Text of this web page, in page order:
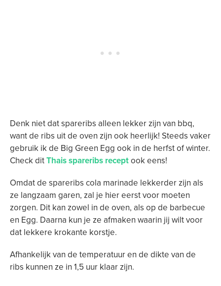
Denk niet dat spareribs alleen lekker zijn van bbq,
want de ribs uit de oven zijn ook heerlijk! Steeds vaker
gebruik ik de Big Green Egg ook in de herfst of winter.
Check ditThais spareribs receptook eens!
Omdat de spareribs cola marinade lekkerder zijn als
ze langzaam garen, zal je hier eerst voor moeten
zorgen. Dit kan zowel in de oven, als op de barbecue
en Egg. Daarna kun je ze afmaken waarin jij wilt voor
dat lekkere krokante korstje.
Afhankelijk van de temperatuur en de dikte van de
ribs kunnen ze in 1,5 uur klaar zijn.